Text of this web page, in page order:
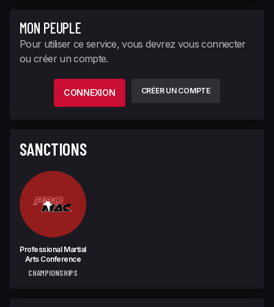
MON PEUPLE
Pour utiliser ce service, vous devrez vous connecter
ou créer un compte.
CONNEXION CRÉER UN COMPTE
SANCTIONS
Professional Martial
Arts Conference
CHAMPIONSHIPS